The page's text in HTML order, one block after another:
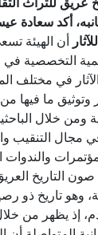
أكدسعادة
أن الهيئة
التخصصية في
في مختلف
وتوثيق ما فيها
خلال الباحثين
التنقيب
والندوات
التاريخ
وهو تاريخ ذو
إذ يظهر من